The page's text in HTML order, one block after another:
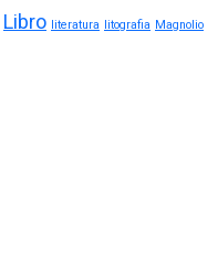
Libro literatura litografia Magnolio